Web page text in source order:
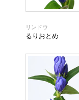
リンドウ
るりおとめ